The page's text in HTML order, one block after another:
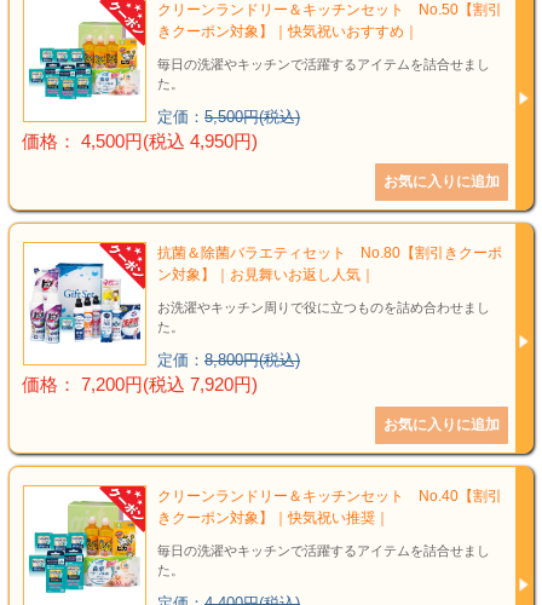
クリーンランドリー＆キッチンセット No.50【割引
きクーポン対象】｜快気祝いおすすめ｜
毎日の洗濯やキッチンで活躍するアイテムを詰合せまし
た。
定価： 5,500円(税込)
価格： 4,500円(税込 4,950円)
抗菌＆除菌バラエティセット No.80【割引きクーポ
ン対象】｜お見舞いお返し人気｜
お洗濯やキッチン周りで役に立つものを詰め合わせまし
た。
定価： 8,800円(税込)
価格： 7,200円(税込 7,920円)
クリーンランドリー＆キッチンセット No.40【割引
きクーポン対象】｜快気祝い推奨｜
毎日の洗濯やキッチンで活躍するアイテムを詰合せまし
た。